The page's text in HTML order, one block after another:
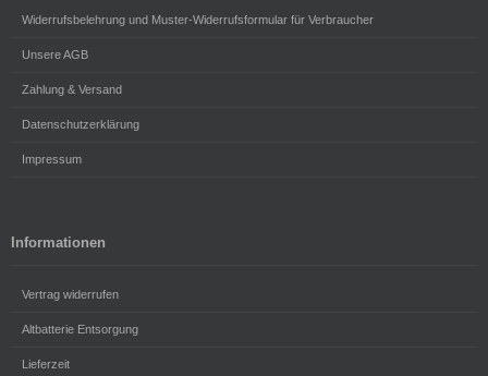
Widerrufsbelehrung und Muster-Widerrufsformular für Verbraucher
Unsere AGB
Zahlung & Versand
Datenschutzerklärung
Impressum
Informationen
Vertrag widerrufen
Altbatterie Entsorgung
Lieferzeit